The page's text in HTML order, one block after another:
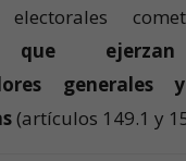
que
(artículos 149.1 y